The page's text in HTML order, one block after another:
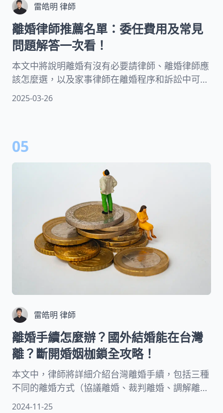
雷皓明 律師
離婚律師推薦名單：委任費用及常見
問題解答一次看！
本文中將說明離婚有沒有必要請律師、離婚律師應
該怎麼選，以及家事律師在離婚程序和訴訟中可以
提供的幫助、家事律師的收費標準和服務內容等常
2025-03-26
05
雷皓明 律師
離婚手續怎麼辦？國外結婚能在台灣
離？斷開婚姻枷鎖全攻略！
本文中，律師將詳細介紹台灣離婚手續，包括三種
不同的離婚方式（協議離婚、裁判離婚、調解離
婚）和到戶政事務所辦理離婚登記所需的資料，以
2024-11-25